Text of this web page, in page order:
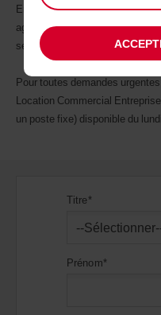
Envoyez-nous vos demandes
agent vous contactera dans les
service le plus adéquat.
Pour toutes demandes
Location Commercial
un poste fixe) disponible du
Titre*
--
Prénom*